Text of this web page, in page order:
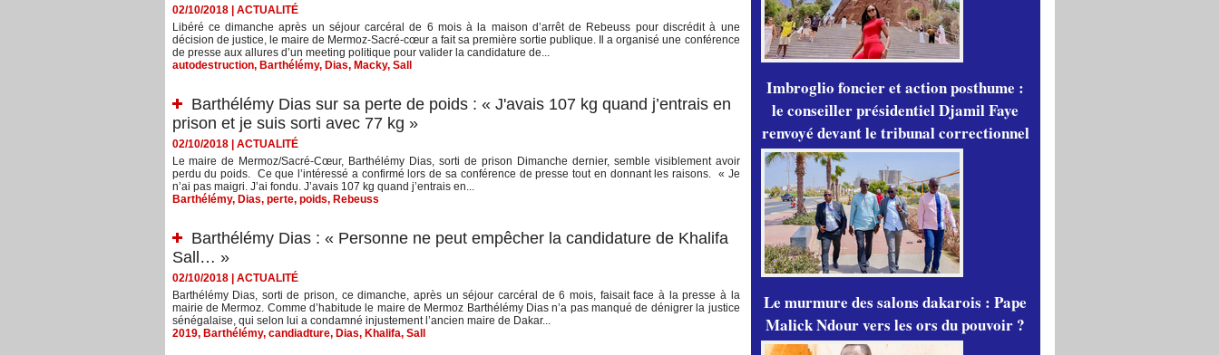
02/10/2018| ACTUALITÉ
Libéré ce dimanche après un séjour carcéral de 6 mois à la maison d’arrêt de Rebeuss pour discrédit à une
décision de justice, le maire de Mermoz-Sacré-cœur a fait sa première sortie publique. Il a organisé une conférence
de presse aux allures d’un meeting politique pour valider la candidature de...
autodestruction, Barthélémy, Dias, Macky, Sall
Barthélémy Dias sur sa perte de poids : « J'avais 107 kg quand j’entrais en
prison et je suis sorti avec 77 kg »
02/10/2018| ACTUALITÉ
Le maire de Mermoz/Sacré-Cœur, Barthélémy Dias, sorti de prison Dimanche dernier, semble visiblement avoir
perdu du poids. Ce que l’intéressé a confirmé lors de sa conférence de presse tout en donnant les raisons. « Je
n’ai pas maigri. J’ai fondu. J’avais 107 kg quand j’entrais en...
Barthélémy, Dias, perte, poids, Rebeuss
Barthélémy Dias : « Personne ne peut empêcher la candidature de Khalifa
Sall… »
02/10/2018| ACTUALITÉ
Barthélémy Dias, sorti de prison, ce dimanche, après un séjour carcéral de 6 mois, faisait face à la presse à la
mairie de Mermoz. Comme d’habitude le maire de Mermoz Barthélémy Dias n’a pas manqué de dénigrer la justice
sénégalaise, qui selon lui a condamné injustement l’ancien maire de Dakar...
2019, Barthélémy, candiadture, Dias, Khalifa, Sall
Imbroglio foncier et action posthume :
le conseiller présidentiel Djamil Faye
renvoyé devant le tribunal correctionnel
Le murmure des salons dakarois : Pape
Malick Ndour vers les ors du pouvoir ?